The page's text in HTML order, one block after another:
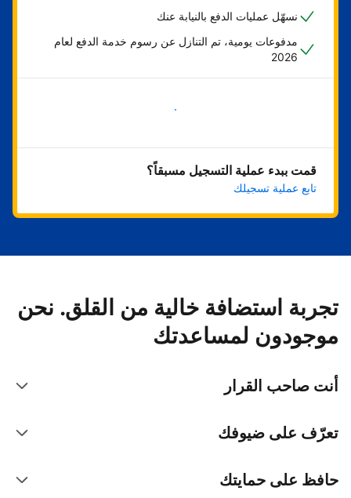
نسهّل عمليات الدفع بالنيابة عنك
مدفوعات يومية، تم التنازل عن رسوم خدمة الدفع لعام
2026
ابدأ الآن
قمت ببدء عملية التسجيل مسبقاً؟
تابع عملية تسجيلك
تجربة استضافة خالية من القلق. نحن
موجودون لمساعدتك
أنت صاحب القرار
تعرّف على ضيوفك
حافظ على حمايتك